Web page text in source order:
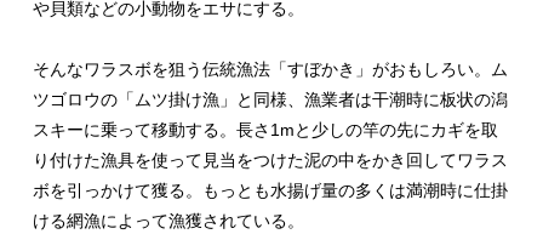
や貝類などの小動物をエサにする。
そんなワラスボを狙う伝統漁法「すぼかき」がおもしろい。ム
ツゴロウの「ムツ掛け漁」と同様、漁業者は干潮時に板状の潟
スキーに乗って移動する。長さ1mと少しの竿の先にカギを取
り付けた漁具を使って見当をつけた泥の中をかき回してワラス
ボを引っかけて獲る。もっとも水揚げ量の多くは満潮時に仕掛
ける網漁によって漁獲されている。